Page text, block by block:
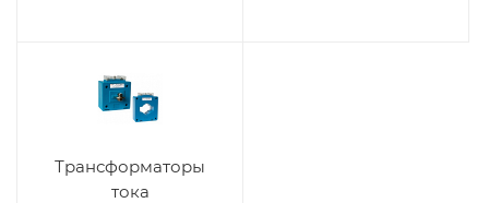
Трансформаторы
тока